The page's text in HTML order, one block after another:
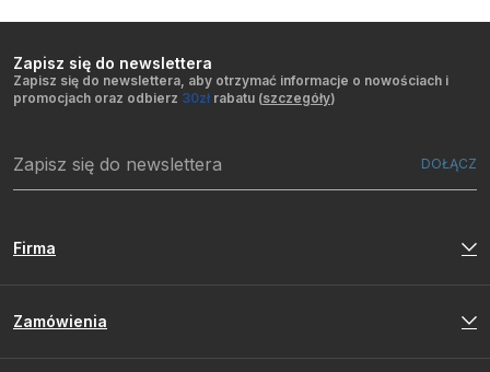
Zapisz się do newslettera
Zapisz się do newslettera, aby otrzymać informacje o nowościach i
promocjach oraz odbierz 30zł rabatu (szczegóły)
Firma
Zamówienia